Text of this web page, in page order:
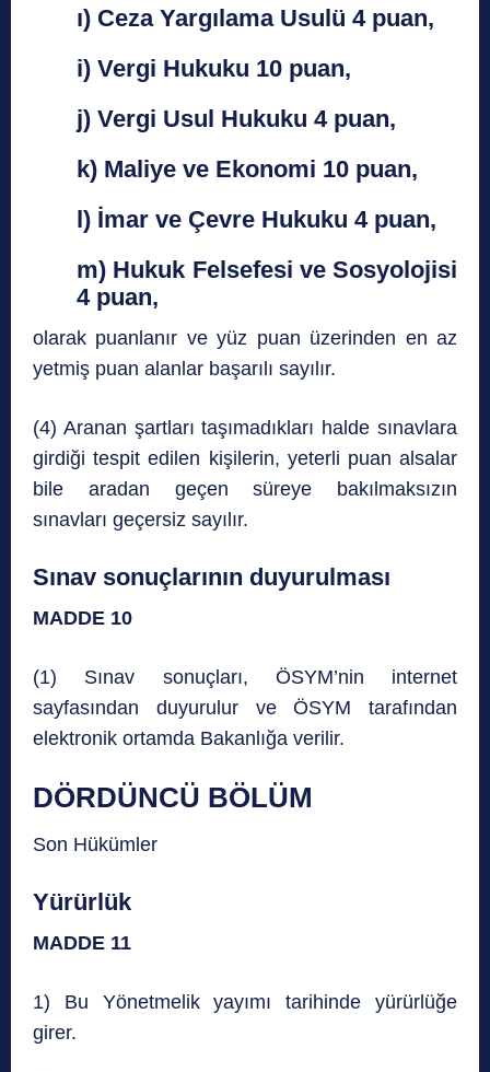
ı) Ceza Yargılama Usulü 4 puan,
i) Vergi Hukuku 10 puan,
j) Vergi Usul Hukuku 4 puan,
k) Maliye ve Ekonomi 10 puan,
l) İmar ve Çevre Hukuku 4 puan,
m) Hukuk Felsefesi ve Sosyolojisi
4 puan,
olarak puanlanır ve yüz puan üzerinden en az
yetmiş puan alanlar başarılı sayılır.
(4) Aranan şartları taşımadıkları halde sınavlara
girdiği tespit edilen kişilerin, yeterli puan alsalar
bile aradan geçen süreye bakılmaksızın
sınavları geçersiz sayılır.
Sınav sonuçlarının duyurulması
MADDE 10
(1) Sınav sonuçları, ÖSYM’nin internet
sayfasından duyurulur ve ÖSYM tarafından
elektronik ortamda Bakanlığa verilir.
DÖRDÜNCÜ BÖLÜM
Son Hükümler
Yürürlük
MADDE 11
1) Bu Yönetmelik yayımı tarihinde yürürlüğe
girer.